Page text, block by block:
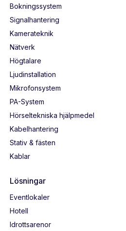
Bokningssystem
Signalhantering
Kamerateknik
Nätverk
Högtalare
Ljudinstallation
Mikrofonsystem
PA-System
Hörseltekniska hjälpmedel
Kabelhantering
Stativ & fästen
Kablar
Lösningar
Eventlokaler
Hotell
Idrottsarenor